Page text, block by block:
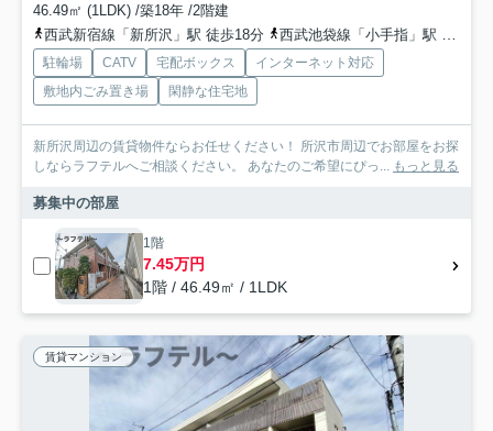
46.49㎡ (1LDK) /築18年 /2階建
西武新宿線「新所沢」駅 徒歩18分
西武池袋線「小手指」駅 徒歩19分
駐輪場 CATV 宅配ボックス
インターネット対応
敷地内ごみ置き場
閑静な住宅地
新所沢周辺の賃貸物件ならお任せください！ 所沢市周辺でお部屋をお探
しならラフテルへご相談ください。 あなたのご希望にぴっ... もっと見る
募集中の部屋
1階
7.45万円
1階 / 46.49㎡ / 1LDK
賃貸マンション